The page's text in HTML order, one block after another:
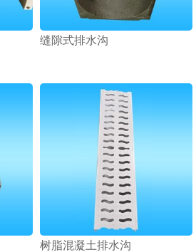
缝隙式排水沟
树脂混凝土排水沟